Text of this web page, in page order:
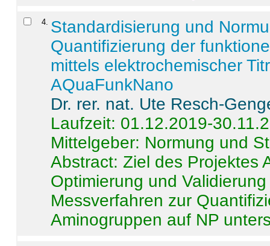
4 Standardisierung und
Quantifizierung der
mittels elektrochemischer
AQuaFunkNano
Dr. rer. nat. Ute Resch-
Laufzeit: 01.12.2019-
Mittelgeber: Normung und
Abstract:Ziel des Projektes
Optimierung und
Messverfahren zur
Aminogruppen auf NP